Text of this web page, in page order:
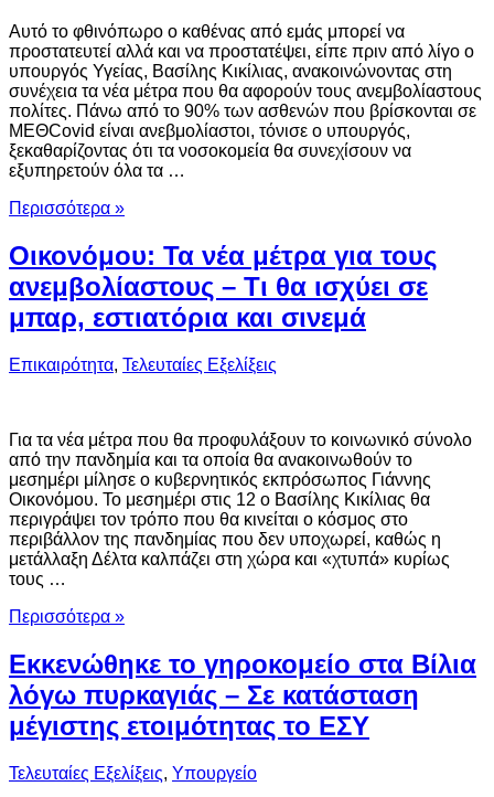
Αυτό το φθινόπωρο ο καθένας από εμάς μπορεί να
προστατευτεί αλλά και να προστατέψει, είπε πριν από λίγο ο
υπουργός Υγείας, Βασίλης Κικίλιας, ανακοινώνοντας στη
συνέχεια τα νέα μέτρα που θα αφορούν τους ανεμβολίαστους
πολίτες. Πάνω από το 90% των ασθενών που βρίσκονται σε
ΜΕΘCovid είναι ανεβμολίαστοι, τόνισε ο υπουργός,
ξεκαθαρίζοντας ότι τα νοσοκομεία θα συνεχίσουν να
εξυπηρετούν όλα τα …
Περισσότερα »
Οικονόμου: Τα νέα μέτρα για τους
ανεμβολίαστους – Τι θα ισχύει σε
μπαρ, εστιατόρια και σινεμά
Επικαιρότητα, Τελευταίες Εξελίξεις
Για τα νέα μέτρα που θα προφυλάξουν το κοινωνικό σύνολο
από την πανδημία και τα οποία θα ανακοινωθούν το
μεσημέρι μίλησε ο κυβερνητικός εκπρόσωπος Γιάννης
Οικονόμου. Το μεσημέρι στις 12 ο Βασίλης Κικίλιας θα
περιγράψει τον τρόπο που θα κινείται ο κόσμος στο
περιβάλλον της πανδημίας που δεν υποχωρεί, καθώς η
μετάλλαξη Δέλτα καλπάζει στη χώρα και «χτυπά» κυρίως
τους …
Περισσότερα »
Εκκενώθηκε το γηροκομείο στα Βίλια
λόγω πυρκαγιάς – Σε κατάσταση
μέγιστης ετοιμότητας το ΕΣΥ
Τελευταίες Εξελίξεις, Υπουργείο